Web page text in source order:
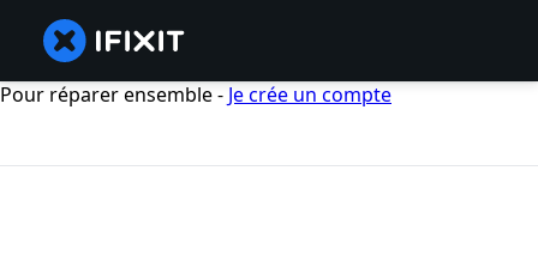
Pour réparer ensemble - Je crée un compte